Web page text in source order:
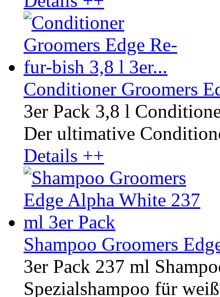
Conditioner Groomers
3er Pack 3,8 l
Der ultimative
Details ++
Shampoo Groomers
3er Pack 237 ml
Spezialshampoo für